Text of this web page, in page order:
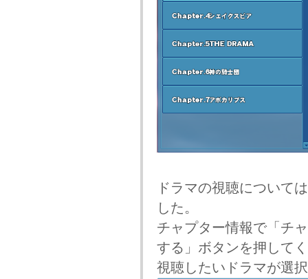
ドラマの視聴について
した。
チャプター情報で「チ
する」ボタンを押して
視聴したいドラマが選